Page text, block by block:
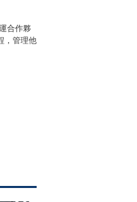
合作夥
，管理他